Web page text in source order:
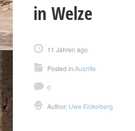
in Welze
11 Jahren ago
Posted in:Ausritte
0
Author: Uwe Eickelberg